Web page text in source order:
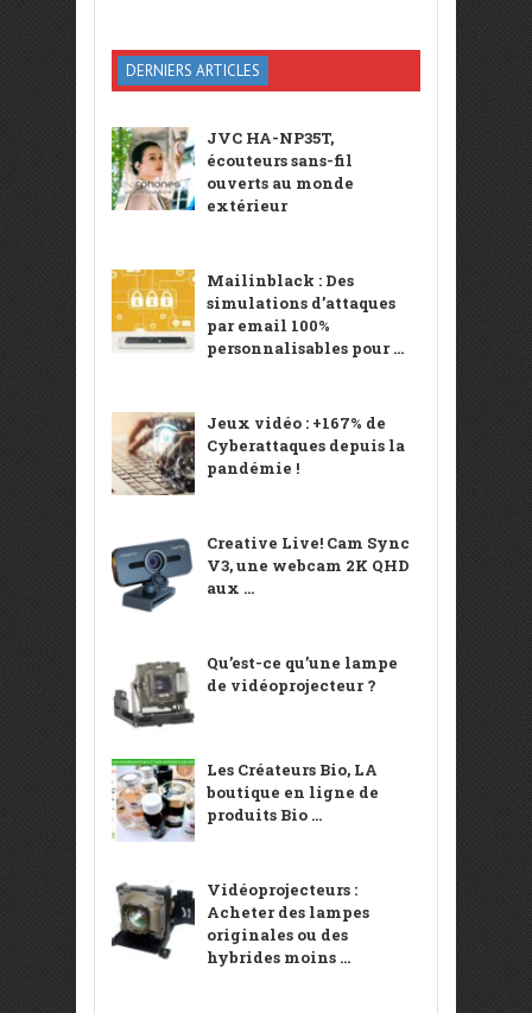
DERNIERS ARTICLES
JVC HA-NP35T,
écouteurs sans-fil
ouverts au monde
extérieur
Mailinblack : Des
simulations d’attaques
par email 100%
personnalisables pour ...
Jeux vidéo : +167% de
Cyberattaques depuis la
pandémie !
Creative Live! Cam Sync
V3, une webcam 2K QHD
aux ...
Qu’est-ce qu’une lampe
de vidéoprojecteur ?
Les Créateurs Bio, LA
boutique en ligne de
produits Bio ...
Vidéoprojecteurs :
Acheter des lampes
originales ou des
hybrides moins ...